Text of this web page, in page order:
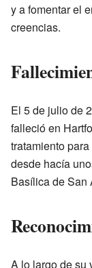
y a fomentar el
creencias.
El 5 de julio de
falleció en
tratamiento
desde hacía
Basílica de San
A lo largo de su